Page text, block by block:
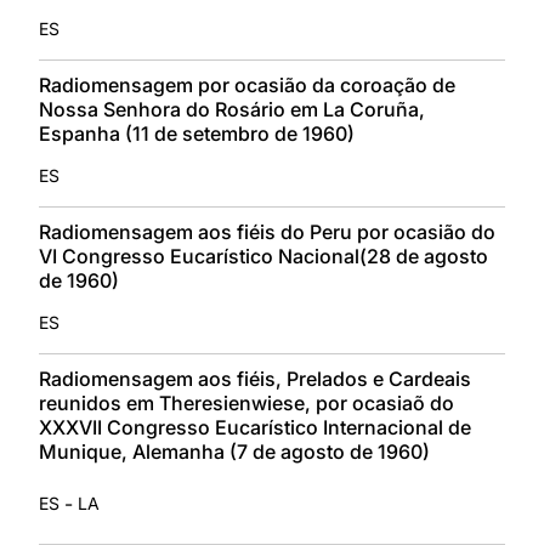
ES
Radiomensagem por ocasião da coroação de
Nossa Senhora do Rosário em La Coruña,
Espanha (11 de setembro de 1960)
ES
Radiomensagem aos fiéis do Peru por ocasião do
VI Congresso Eucarístico Nacional(28 de agosto
de 1960)
ES
Radiomensagem aos fiéis, Prelados e Cardeais
reunidos em Theresienwiese, por ocasiaõ do
XXXVII Congresso Eucarístico Internacional de
Munique, Alemanha (7 de agosto de 1960)
ES - LA